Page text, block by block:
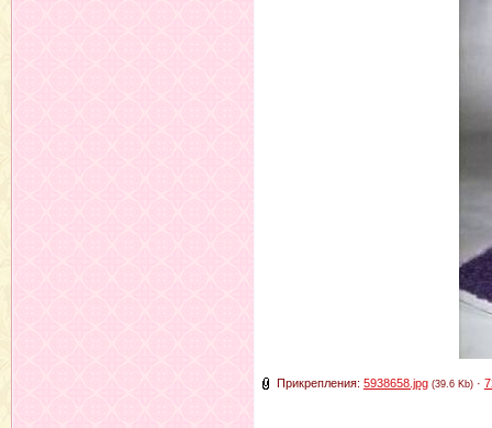
Прикрепления: 5938658.jpg (39.6 Kb) ·